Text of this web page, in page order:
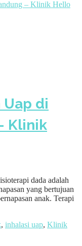
di
Klinik
dada adalah
yang bertujuan
anak. Terapi
, inhalasi uap, Klinik